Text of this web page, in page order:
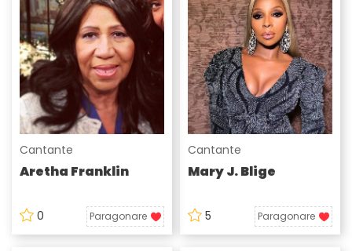
Cantante
Aretha Franklin
0 Paragonare
Cantante
Mary J. Blige
5 Paragonare